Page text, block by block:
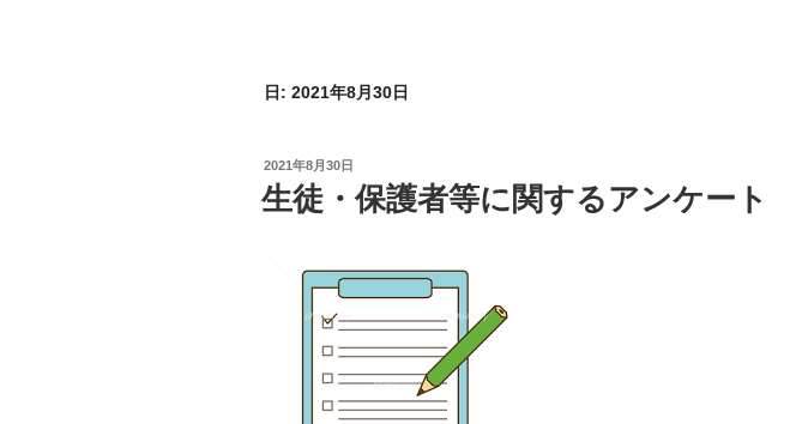
日: 2021年8月30日
投
稿
日:
2021年8月30日
生徒・保護者等に関するアンケート